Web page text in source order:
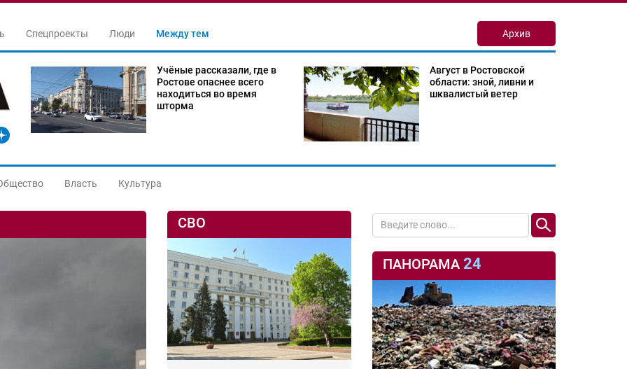
Спецпроекты Люди Между тем Архив
Учёные рассказали, где в
Ростове опаснее всего
находиться во время
шторма
Август в Ростовской
области: зной, ливни и
шквалистый ветер
Власть Культура
СВО
ПАНОРАМА 24